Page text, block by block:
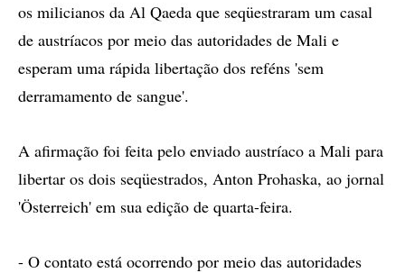
os milicianos da Al Qaeda que seqüestraram um casal
de austríacos por meio das autoridades de Mali e
esperam uma rápida libertação dos reféns 'sem
derramamento de sangue'.
A afirmação foi feita pelo enviado austríaco a Mali para
libertar os dois seqüestrados, Anton Prohaska, ao jornal
'Österreich' em sua edição de quarta-feira.
- O contato está ocorrendo por meio das autoridades